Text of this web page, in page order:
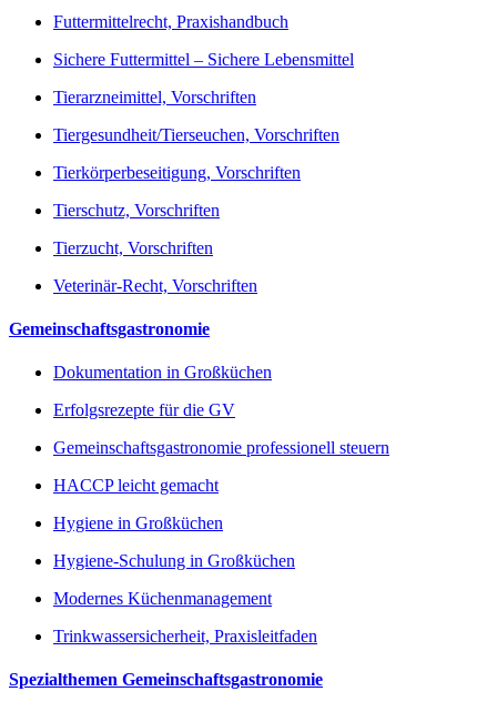
Futtermittelrecht, Praxishandbuch
Sichere Futtermittel – Sichere Lebensmittel
Tierarzneimittel, Vorschriften
Tiergesundheit/Tierseuchen, Vorschriften
Tierkörperbeseitigung, Vorschriften
Tierschutz, Vorschriften
Tierzucht, Vorschriften
Veterinär-Recht, Vorschriften
Gemeinschaftsgastronomie
Dokumentation in Großküchen
Erfolgsrezepte für die GV
Gemeinschaftsgastronomie professionell steuern
HACCP leicht gemacht
Hygiene in Großküchen
Hygiene-Schulung in Großküchen
Modernes Küchenmanagement
Trinkwassersicherheit, Praxisleitfaden
Spezialthemen Gemeinschaftsgastronomie